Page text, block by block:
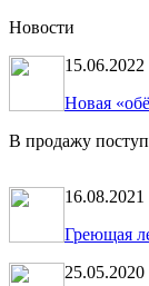
Новости
15.06.2022
Новая
В продажу
16.08.2021
Греющая
25.05.2020